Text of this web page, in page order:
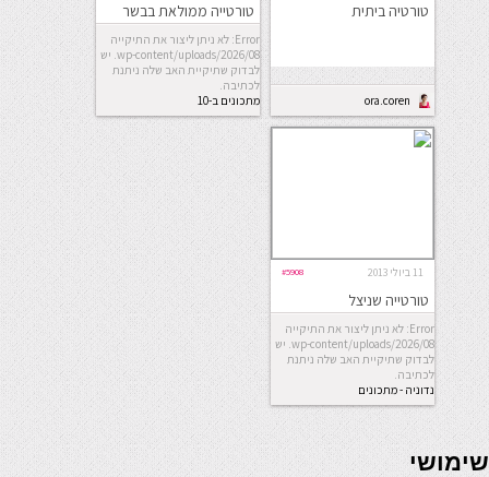
טורטיה ביתית
ora.coren
טורטייה ממולאת בבשר
טחוןError: לא ניתן ליצור את התיקייה
wp-content/uploads/2026/08. יש
לבדוק שתיקיית האב שלה ניתנת
לכתיבה.
מתכונים ב-10
דקות
11 ביולי 2013 #5908
טורטייה שניצל
Error: לא ניתן ליצור את התיקייה
wp-content/uploads/2026/08. יש
לבדוק שתיקיית האב שלה ניתנת
לכתיבה.
נדוניה - מתכונים
מדור לדור
seriöse online casinos österreich
שימושי